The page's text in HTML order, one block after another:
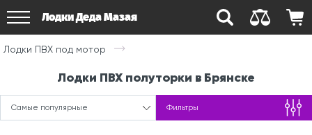
Лодки Деда Мазая
Лодки ПВХ под мотор
Лодки ПВХ полуторки в Брянске
Самые популярные Фильтры